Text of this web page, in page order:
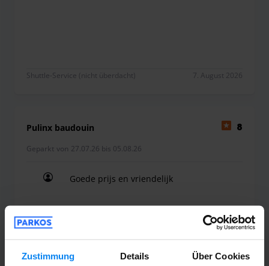
Zustimmung Details Über Cookies
Shuttle-Service (nicht überdacht) 7. August 2026
Pulinx baudouin 8
Geparkt von 27.07.26 bis 05.08.26
Goede prijs en vriendelijk
Shuttle-Service (nicht überdacht) 6. August 2026